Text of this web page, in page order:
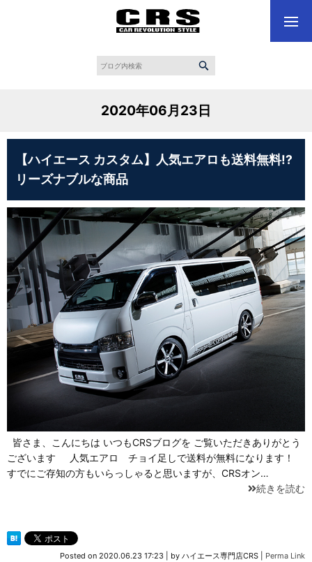
2020年06月23日
【ハイエース カスタム】人気エアロも送料無料!?
リーズナブルな商品
皆さま、こんにちは いつもCRSブログを ご覧いただきありがとう
ございます 人気エアロ チョイ足しで送料が無料になります！
すでにご存知の方もいらっしゃると思いますが、CRSオン…
続きを読む
Posted on 2020.06.23 17:23 by ハイエース専門店CRS Perma Link